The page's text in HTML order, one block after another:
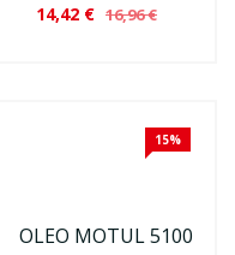
14,42 € 16,96 €
15%